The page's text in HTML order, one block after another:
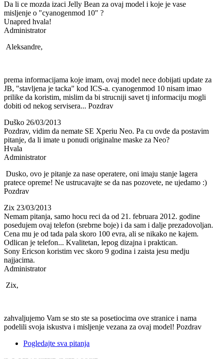
Da li ce mozda izaci Jelly Bean za ovaj model i koje je vase
misljenje o "cyanogenmod 10" ?
Unapred hvala!
Administrator
Aleksandre,
prema informacijama koje imam, ovaj model nece dobijati update za
JB, "stavljena je tacka" kod ICS-a. cyanogenmod 10 nisam imao
prilike da koristim, mislim da bi strucniji savet tj informaciju mogli
dobiti od nekog servisera... Pozdrav
Duško 26/03/2013
Pozdrav, vidim da nemate SE Xperiu Neo. Pa cu ovde da postavim
pitanje, da li imate u ponudi originalne maske za Neo?
Hvala
Administrator
Dusko, ovo je pitanje za nase operatere, oni imaju stanje lagera
pratece opreme! Ne ustrucavajte se da nas pozovete, ne ujedamo :)
Pozdrav
Zix 23/03/2013
Nemam pitanja, samo hocu reci da od 21. februara 2012. godine
posedujem ovaj telefon (srebrne boje) i da sam i dalje prezadovoljan.
Cena mu je od tada pala skoro 100 evra, ali se nikako ne kajem.
Odlican je telefon... Kvalitetan, lepog dizajna i praktican.
Sony Ericson koristim vec skoro 9 godina i zaista jesu medju
najjacima.
Administrator
Zix,
zahvaljujemo Vam se sto ste sa posetiocima ove stranice i nama
podelili svoja iskustva i misljenje vezana za ovaj model! Pozdrav
Pogledajte sva pitanja